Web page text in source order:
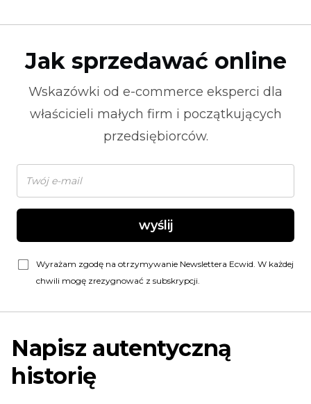
Jak sprzedawać online
Wskazówki od e-commerce eksperci dla
właścicieli małych firm i początkujących
przedsiębiorców.
wyślij
Wyrażam zgodę na otrzymywanie Newslettera Ecwid. W każdej
chwili mogę zrezygnować z subskrypcji.
Napisz autentyczną
historię